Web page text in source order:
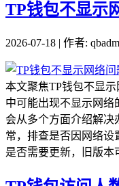
TP钱包不显示
2026-07-18 | 作者:
本文聚焦TP钱包不显
中可能出现不显示网络
会从多个方面介绍解决
常，排查是否因网络设
是否需要更新，旧版本